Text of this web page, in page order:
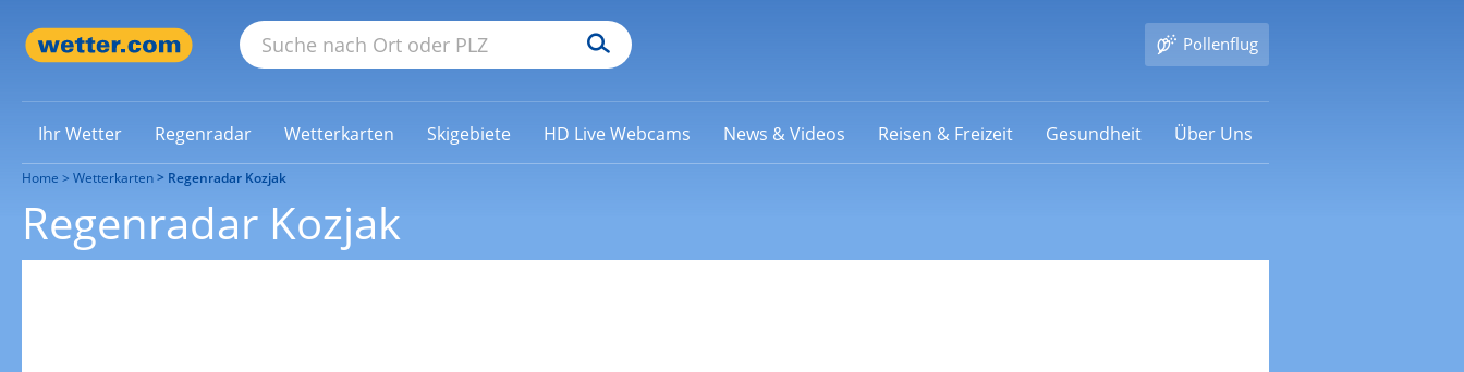
Pollenflug
Ihr Wetter Regenradar Wetterkarten Skigebiete HD Live Webcams News & Videos Reisen & Freizeit Gesundheit Über Uns
Home Wetterkarten Regenradar Kozjak
Regenradar Kozjak